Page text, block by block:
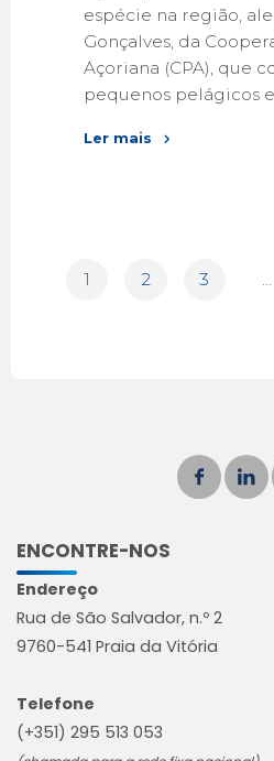
espécie na região,
Gonçalves, da
Açoriana (CPA), que
pequenos pelágicos e
Ler mais
1 2 3
ENCONTRE-NOS
Endereço
Rua de São Salvador, n.º 2
9760-541 Praia da Vitória
Telefone
(+351) 295 513 053